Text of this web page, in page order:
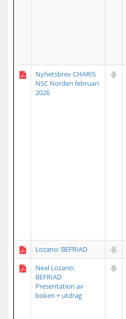
Nyhetsbrev CHARIS
NSC Norden februari
2026
Lozano: BEFRIAD
Neal Lozano:
BEFRIAD
Presentation av
boken + utdrag